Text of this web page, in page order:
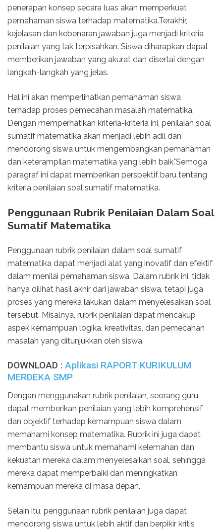
penerapan konsep secara luas akan memperkuat
pemahaman siswa terhadap matematika.Terakhir,
kejelasan dan kebenaran jawaban juga menjadi kriteria
penilaian yang tak terpisahkan. Siswa diharapkan dapat
memberikan jawaban yang akurat dan disertai dengan
langkah-langkah yang jelas.
Hal ini akan memperlihatkan pemahaman siswa
terhadap proses pemecahan masalah matematika.
Dengan memperhatikan kriteria-kriteria ini, penilaian soal
sumatif matematika akan menjadi lebih adil dan
mendorong siswa untuk mengembangkan pemahaman
dan keterampilan matematika yang lebih baik."Semoga
paragraf ini dapat memberikan perspektif baru tentang
kriteria penilaian soal sumatif matematika.
Penggunaan Rubrik Penilaian Dalam Soal
Sumatif Matematika
Penggunaan rubrik penilaian dalam soal sumatif
matematika dapat menjadi alat yang inovatif dan efektif
dalam menilai pemahaman siswa. Dalam rubrik ini, tidak
hanya dilihat hasil akhir dari jawaban siswa, tetapi juga
proses yang mereka lakukan dalam menyelesaikan soal
tersebut. Misalnya, rubrik penilaian dapat mencakup
aspek kemampuan logika, kreativitas, dan pemecahan
masalah yang ditunjukkan oleh siswa.
DOWNLOAD : Aplikasi RAPORT KURIKULUM
MERDEKA SMP
Dengan menggunakan rubrik penilaian, seorang guru
dapat memberikan penilaian yang lebih komprehensif
dan objektif terhadap kemampuan siswa dalam
memahami konsep matematika. Rubrik ini juga dapat
membantu siswa untuk memahami kelemahan dan
kekuatan mereka dalam menyelesaikan soal, sehingga
mereka dapat memperbaiki dan meningkatkan
kemampuan mereka di masa depan.
Selain itu, penggunaan rubrik penilaian juga dapat
mendorong siswa untuk lebih aktif dan berpikir kritis